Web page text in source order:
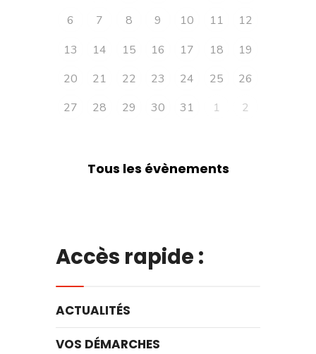
6
7 8 9 10 11
12
13
14 15 16 17 18
19
20
21 22 23 24 25
26
27
28 29 30 31 1 2
Tous les évènements
Accès rapide :
ACTUALITÉS
VOS DÉMARCHES